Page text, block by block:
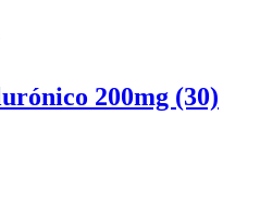
200mg (30)